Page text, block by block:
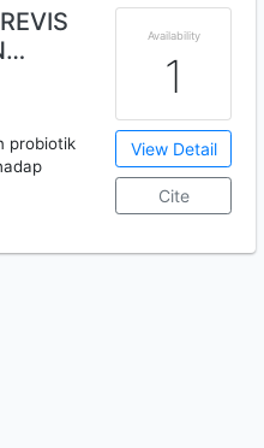
probiotik
Availability
1
View Detail
Cite